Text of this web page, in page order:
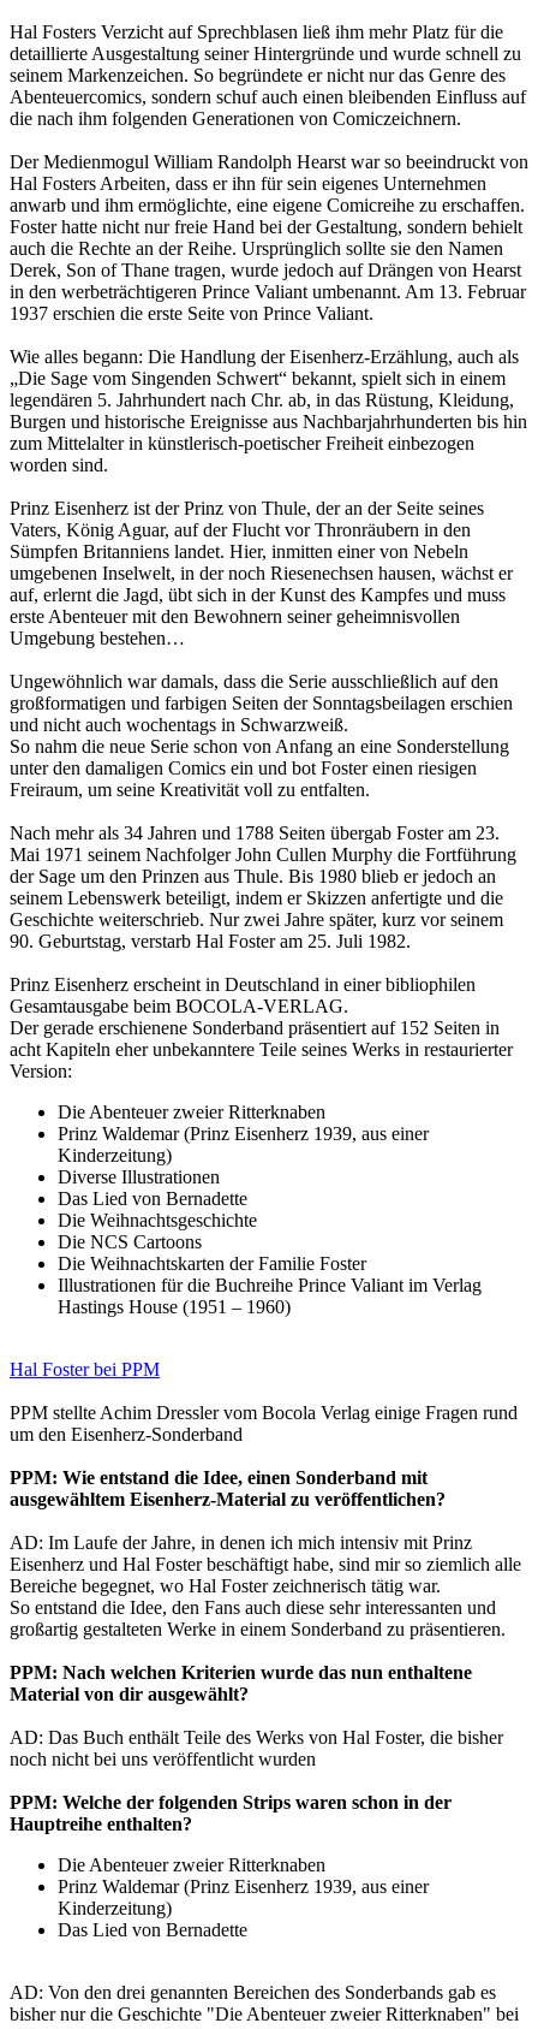
Hal Fosters Verzicht auf Sprechblasen ließ ihm mehr Platz für die
detaillierte Ausgestaltung seiner Hintergründe und wurde schnell zu
seinem Markenzeichen. So begründete er nicht nur das Genre des
Abenteuercomics, sondern schuf auch einen bleibenden Einfluss auf
die nach ihm folgenden Generationen von Comiczeichnern.
Der Medienmogul William Randolph Hearst war so beeindruckt von
Hal Fosters Arbeiten, dass er ihn für sein eigenes Unternehmen
anwarb und ihm ermöglichte, eine eigene Comicreihe zu erschaffen.
Foster hatte nicht nur freie Hand bei der Gestaltung, sondern behielt
auch die Rechte an der Reihe. Ursprünglich sollte sie den Namen
Derek, Son of Thane tragen, wurde jedoch auf Drängen von Hearst
in den werbeträchtigeren Prince Valiant umbenannt. Am 13. Februar
1937 erschien die erste Seite von Prince Valiant.
Wie alles begann: Die Handlung der Eisenherz-Erzählung, auch als
„Die Sage vom Singenden Schwert“ bekannt, spielt sich in einem
legendären 5. Jahrhundert nach Chr. ab, in das Rüstung, Kleidung,
Burgen und historische Ereignisse aus Nachbarjahrhunderten bis hin
zum Mittelalter in künstlerisch-poetischer Freiheit einbezogen
worden sind.
Prinz Eisenherz ist der Prinz von Thule, der an der Seite seines
Vaters, König Aguar, auf der Flucht vor Thronräubern in den
Sümpfen Britanniens landet. Hier, inmitten einer von Nebeln
umgebenen Inselwelt, in der noch Riesenechsen hausen, wächst er
auf, erlernt die Jagd, übt sich in der Kunst des Kampfes und muss
erste Abenteuer mit den Bewohnern seiner geheimnisvollen
Umgebung bestehen…
Ungewöhnlich war damals, dass die Serie ausschließlich auf den
großformatigen und farbigen Seiten der Sonntagsbeilagen erschien
und nicht auch wochentags in Schwarzweiß.
So nahm die neue Serie schon von Anfang an eine Sonderstellung
unter den damaligen Comics ein und bot Foster einen riesigen
Freiraum, um seine Kreativität voll zu entfalten.
Nach mehr als 34 Jahren und 1788 Seiten übergab Foster am 23.
Mai 1971 seinem Nachfolger John Cullen Murphy die Fortführung
der Sage um den Prinzen aus Thule. Bis 1980 blieb er jedoch an
seinem Lebenswerk beteiligt, indem er Skizzen anfertigte und die
Geschichte weiterschrieb. Nur zwei Jahre später, kurz vor seinem
90. Geburtstag, verstarb Hal Foster am 25. Juli 1982.
Prinz Eisenherz erscheint in Deutschland in einer bibliophilen
Gesamtausgabe beim BOCOLA-VERLAG.
Der gerade erschienene Sonderband präsentiert auf 152 Seiten in
acht Kapiteln eher unbekanntere Teile seines Werks in restaurierter
Version:
Die Abenteuer zweier Ritterknaben
Prinz Waldemar (Prinz Eisenherz 1939, aus einer
Kinderzeitung)
Diverse Illustrationen
Das Lied von Bernadette
Die Weihnachtsgeschichte
Die NCS Cartoons
Die Weihnachtskarten der Familie Foster
Illustrationen für die Buchreihe Prince Valiant im Verlag
Hastings House (1951 – 1960)
Hal Foster bei PPM
PPM stellte Achim Dressler vom Bocola Verlag einige Fragen rund
um den Eisenherz-Sonderband
PPM: Wie entstand die Idee, einen Sonderband mit
ausgewähltem Eisenherz-Material zu veröffentlichen?
AD: Im Laufe der Jahre, in denen ich mich intensiv mit Prinz
Eisenherz und Hal Foster beschäftigt habe, sind mir so ziemlich alle
Bereiche begegnet, wo Hal Foster zeichnerisch tätig war.
So entstand die Idee, den Fans auch diese sehr interessanten und
großartig gestalteten Werke in einem Sonderband zu präsentieren.
PPM: Nach welchen Kriterien wurde das nun enthaltene
Material von dir ausgewählt?
AD: Das Buch enthält Teile des Werks von Hal Foster, die bisher
noch nicht bei uns veröffentlicht wurden
PPM: Welche der folgenden Strips waren schon in der
Hauptreihe enthalten?
Die Abenteuer zweier Ritterknaben
Prinz Waldemar (Prinz Eisenherz 1939, aus einer
Kinderzeitung)
Das Lied von Bernadette
AD: Von den drei genannten Bereichen des Sonderbands gab es
bisher nur die Geschichte "Die Abenteuer zweier Ritterknaben" bei